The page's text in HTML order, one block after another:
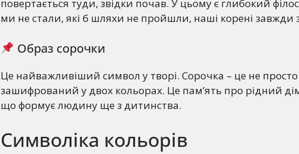
повертається туди, звідки почав. У цьому є глибокий
ми не стали, які б шляхи не пройшли, наші корені
Образ сорочки
Це найважливіший символ у творі. Сорочка – це не просто
зашифрований у двох кольорах. Це пам’ять про рідний
що формує людину ще з дитинства.
Символіка кольорів